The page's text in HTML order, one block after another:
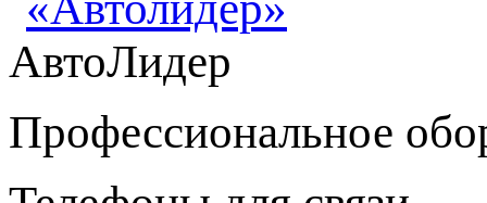
АвтоЛидер
Профессиональное